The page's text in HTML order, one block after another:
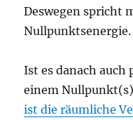
Deswegen spricht
Nullpunktsenergie.
Ist es danach
einem
ist die räumliche